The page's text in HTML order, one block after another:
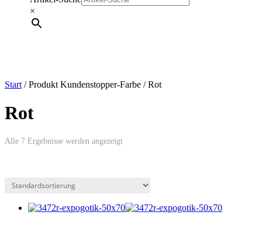
×
Start / Produkt Kundenstopper-Farbe / Rot
Rot
Alle 7 Ergebnisse werden angezeigt